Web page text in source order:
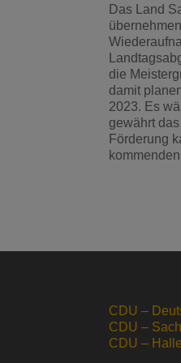
Das Land
die
damit
2023. Es
gewährt
Förderung
CDU –
CDU –
CDU – Halle